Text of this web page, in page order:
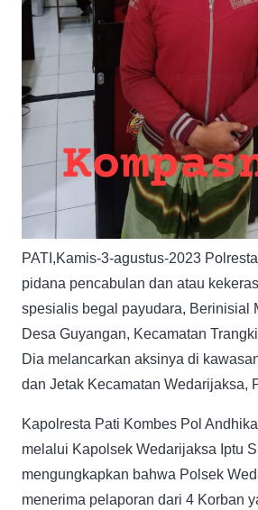
PATI,Kamis-3-agustus-2023
pidana pencabulan dan atau
spesialis begal payudara, Berinisial
Desa Guyangan, Kecamatan
Dia melancarkan aksinya di
dan Jetak Kecamatan Wedarijaksa,
Kapolresta Pati Kombes Pol
melalui Kapolsek Wedarijaksa Iptu
mengungkapkan bahwa Polsek
menerima pelaporan dari 4 Korban